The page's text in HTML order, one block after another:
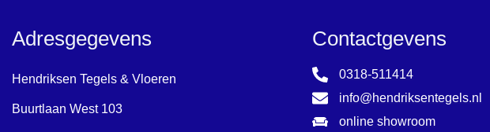
Adresgegevens
Hendriksen Tegels & Vloeren
Buurtlaan West 103
Contactgevens
0318-511414
info@hendriksentegels.nl
online showroom